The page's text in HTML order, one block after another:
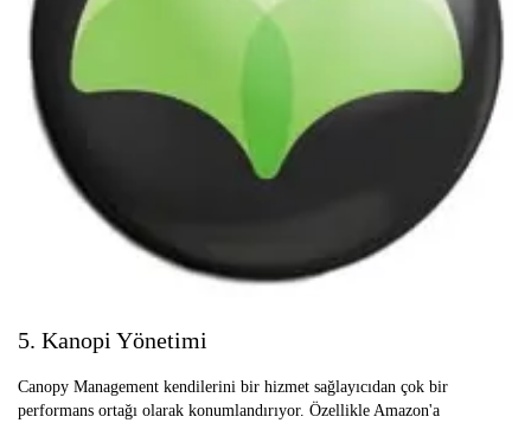
5. Kanopi Yönetimi
Canopy Management kendilerini bir hizmet sağlayıcıdan çok bir
performans ortağı olarak konumlandırıyor. Özellikle Amazon'a